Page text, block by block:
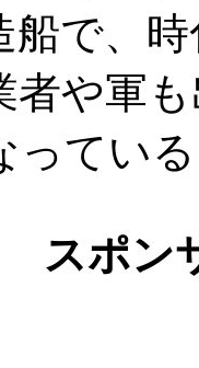
船で、
者や軍
ってい
スポン